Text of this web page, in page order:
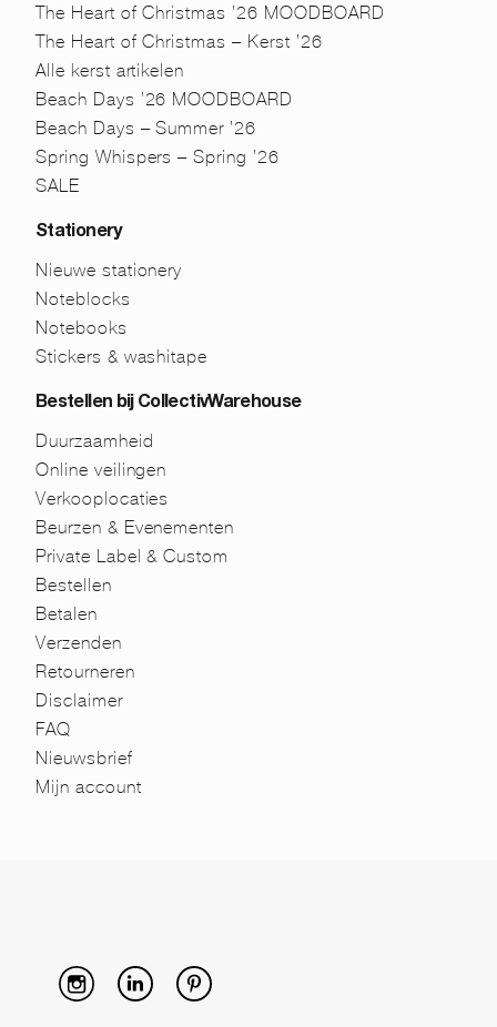
The Heart of Christmas ’26 MOODBOARD
The Heart of Christmas – Kerst ’26
Alle kerst artikelen
Beach Days ’26 MOODBOARD
Beach Days – Summer ’26
Spring Whispers – Spring ’26
SALE
Stationery
Nieuwe stationery
Noteblocks
Notebooks
Stickers & washitape
Bestellen bij CollectivWarehouse
Duurzaamheid
Online veilingen
Verkooplocaties
Beurzen & Evenementen
Private Label & Custom
Bestellen
Betalen
Verzenden
Retourneren
Disclaimer
FAQ
Nieuwsbrief
Mijn account